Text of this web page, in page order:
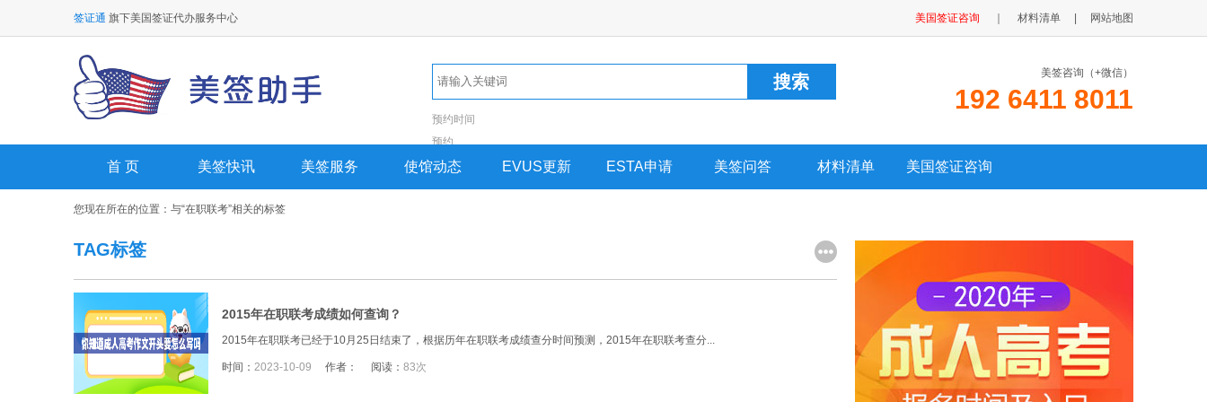
签证通 旗下美国签证代办服务中心 美国签证咨询 材料清单 网站地图
预约时间
预约
美签咨询（+微信）
192 6411 8011
首 页 美签快讯 美签服务 使馆动态 EVUS更新 ESTA申请 美签问答 材料清单 美国签证咨询
您现在所在的位置：与“在职联考”相关的标签
TAG标签
2015年在职联考成绩如何查询？
2015年在职联考已经于10月25日结束了，根据历年在职联考成绩查分时间预测，2015年在职联考查分...
时间： 2023-10-09 作者： 阅读： 83次